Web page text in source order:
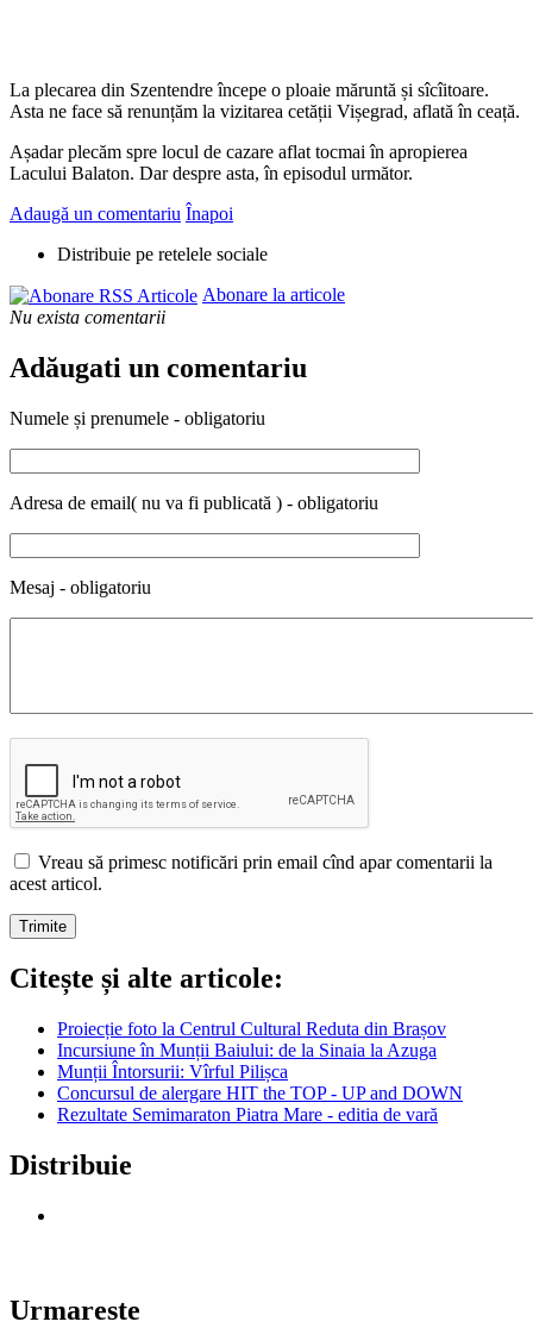
La plecarea din Szentendre începe o ploaie măruntă și sîcîitoare.
Asta ne face să renunțăm la vizitarea cetății Vișegrad, aflată în ceață.
Așadar plecăm spre locul de cazare aflat tocmai în apropierea
Lacului Balaton. Dar despre asta, în episodul următor.
Adaugă un comentariu Înapoi
Distribuie pe retelele sociale
Abonare la articole
Nu exista comentarii
Adăugati un comentariu
Numele și prenumele - obligatoriu
Adresa de email( nu va fi publicată ) - obligatoriu
Mesaj - obligatoriu
Vreau să primesc notificări prin email cînd apar comentarii la
acest articol.
Citește și alte articole:
Proiecție foto la Centrul Cultural Reduta din Brașov
Incursiune în Munții Baiului: de la Sinaia la Azuga
Munții Întorsurii: Vîrful Pilișca
Concursul de alergare HIT the TOP - UP and DOWN
Rezultate Semimaraton Piatra Mare - editia de vară
Distribuie
Urmareste